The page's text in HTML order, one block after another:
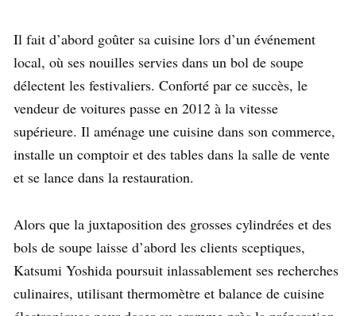
Il fait d’abord goûter sa cuisine lors d’un événement
local, où ses nouilles servies dans un bol de soupe
délectent les festivaliers. Conforté par ce succès, le
vendeur de voitures passe en 2012 à la vitesse
supérieure. Il aménage une cuisine dans son commerce,
installe un comptoir et des tables dans la salle de vente
et se lance dans la restauration.
Alors que la juxtaposition des grosses cylindrées et des
bols de soupe laisse d’abord les clients sceptiques,
Katsumi Yoshida poursuit inlassablement ses recherches
culinaires, utilisant thermomètre et balance de cuisine